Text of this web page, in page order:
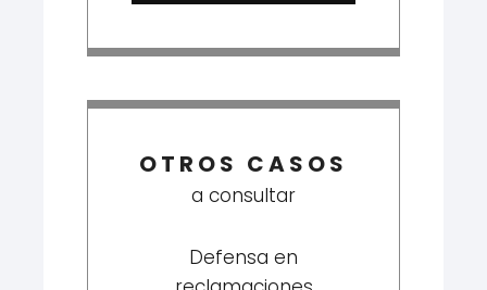
OTROS CASOS
a consultar
Defensa en